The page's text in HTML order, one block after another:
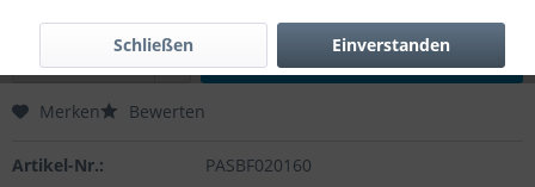
Warenkorb
Merken Bewerten
Artikel-Nr.: PASBF020160
Einverstanden
Schließen